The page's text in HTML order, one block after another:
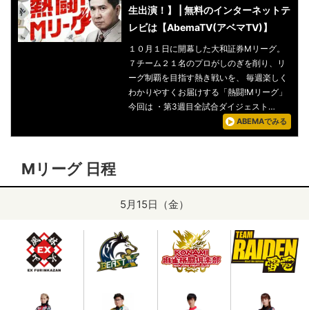
生出演！】 | 無料のインターネットテ
レビは【AbemaTV(アベマTV)】
１０月１日に開幕した大和証券Mリーグ。
７チーム２１名のプロがしのぎを削り、リ
ーグ制覇を目指す熱き戦いを、 毎週楽しく
わかりやすくお届けする「熱闘!Mリーグ」
今回は ・第3週目全試合ダイジェスト…
ABEMAでみる
Mリーグ 日程
5月15日（金）